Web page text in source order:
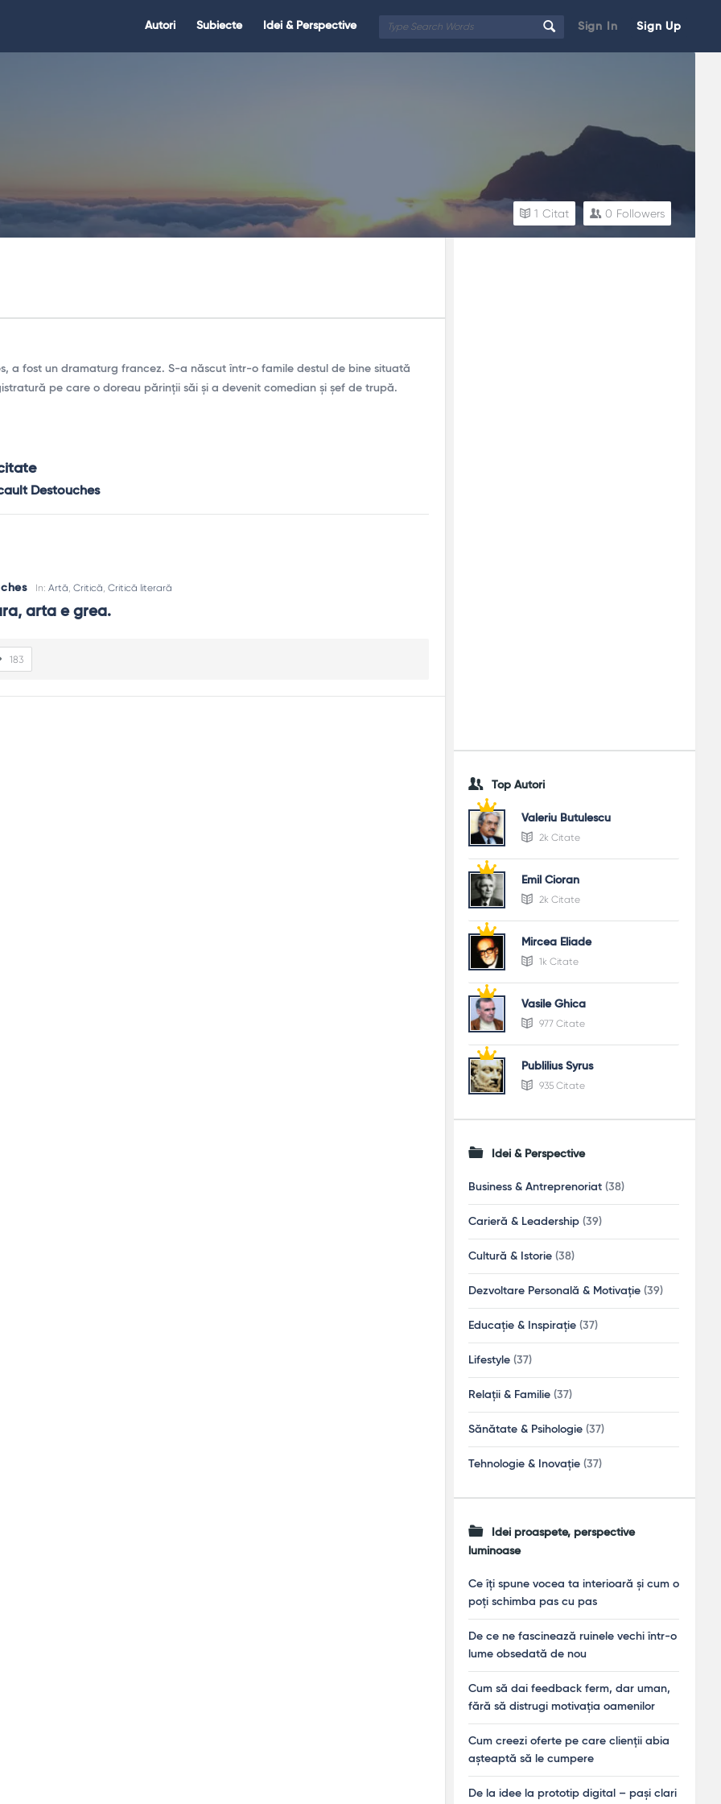
Sign In Sign Up
Citate.ro
Autori Subiecte Idei & Perspective
0 Followers
1 Citat
a fost un dramaturg francez. S-a născut într-o famile destul de bine situată
pe care o doreau părinții săi și a devenit comedian și șef de trupă.
Destouches
In: Artă, Critică, Critică literară
arta e grea.
183
Top Autori
Valeriu Butulescu
2k Citate
Emil Cioran
2k Citate
Mircea Eliade
1k Citate
Vasile Ghica
977 Citate
Publilius Syrus
935 Citate
Idei & Perspective
Business & Antreprenoriat (38)
Carieră & Leadership (39)
Cultură & Istorie (38)
Dezvoltare Personală & Motivație (39)
Educație & Inspirație (37)
Lifestyle (37)
Relații & Familie (37)
Sănătate & Psihologie (37)
Tehnologie & Inovație (37)
Idei proaspete, perspective
luminoase
Ce îți spune vocea ta interioară și cum o
poți schimba pas cu pas
De ce ne fascinează ruinele vechi într-o
lume obsedată de nou
Cum să dai feedback ferm, dar uman,
fără să distrugi motivația oamenilor
Cum creezi oferte pe care clienții abia
așteaptă să le cumpere
De la idee la prototip digital – pași clari